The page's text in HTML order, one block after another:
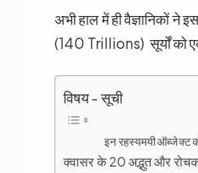
अभी हाल में ही वैज्ञानिकों
(140 Trillions) सूर्यों को
विषय - सूची
इन रहस्यमयी ऑब्जेक्ट
क्वासर के 20 अद्भुत और